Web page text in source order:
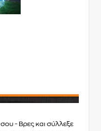
σου - Βρες και σύλλεξε